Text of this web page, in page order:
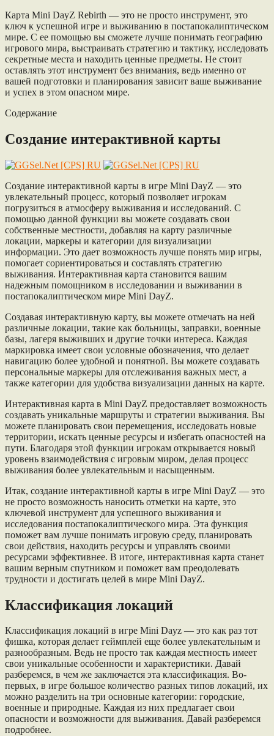
Карта Mini DayZ Rebirth — это не просто инструмент, это
ключ к успешной игре и выживанию в постапокалиптическом
мире. С ее помощью вы сможете лучше понимать географию
игрового мира, выстраивать стратегию и тактику, исследовать
секретные места и находить ценные предметы. Не стоит
оставлять этот инструмент без внимания, ведь именно от
вашей подготовки и планирования зависит ваше выживание
и успех в этом опасном мире.
Содержание
Создание интерактивной карты
Создание интерактивной карты в игре Mini DayZ — это
увлекательный процесс, который позволяет игрокам
погрузиться в атмосферу выживания и исследований. С
помощью данной функции вы можете создавать свои
собственные местности, добавляя на карту различные
локации, маркеры и категории для визуализации
информации. Это дает возможность лучше понять мир игры,
помогает сориентироваться и составлять стратегию
выживания. Интерактивная карта становится вашим
надежным помощником в исследовании и выживании в
постапокалиптическом мире Mini DayZ.
Создавая интерактивную карту, вы можете отмечать на ней
различные локации, такие как больницы, заправки, военные
базы, лагеря выживших и другие точки интереса. Каждая
маркировка имеет свои условные обозначения, что делает
навигацию более удобной и понятной. Вы можете создавать
персональные маркеры для отслеживания важных мест, а
также категории для удобства визуализации данных на карте.
Интерактивная карта в Mini DayZ предоставляет возможность
создавать уникальные маршруты и стратегии выживания. Вы
можете планировать свои перемещения, исследовать новые
территории, искать ценные ресурсы и избегать опасностей на
пути. Благодаря этой функции игрокам открывается новый
уровень взаимодействия с игровым миром, делая процесс
выживания более увлекательным и насыщенным.
Итак, создание интерактивной карты в игре Mini DayZ — это
не просто возможность наносить отметки на карте, это
ключевой инструмент для успешного выживания и
исследования постапокалиптического мира. Эта функция
поможет вам лучше понимать игровую среду, планировать
свои действия, находить ресурсы и управлять своими
ресурсами эффективнее. В итоге, интерактивная карта станет
вашим верным спутником и поможет вам преодолевать
трудности и достигать целей в мире Mini DayZ.
Классификация локаций
Классификация локаций в игре Mini Dayz — это как раз тот
фишка, которая делает геймплей еще более увлекательным и
разнообразным. Ведь не просто так каждая местность имеет
свои уникальные особенности и характеристики. Давай
разберемся, в чем же заключается эта классификация. Во-
первых, в игре большое количество разных типов локаций, их
можно разделить на три основные категории: городские,
военные и природные. Каждая из них предлагает свои
опасности и возможности для выживания. Давай разберемся
подробнее.